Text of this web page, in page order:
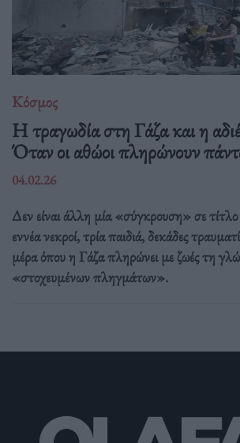
Κόσμος
Η τραγωδία στη Γάζα και η
Όταν οι αθώοι πληρώνουν
04.02.26
Δεν είναι άλλη μία «σύγκρουση» σε τίτλο
εννέα νεκροί, τρία παιδιά, δεκάδες
μέρα όπου η Γάζα πληρώνει με ζωές τη
«στοχευμένων πληγμάτων».